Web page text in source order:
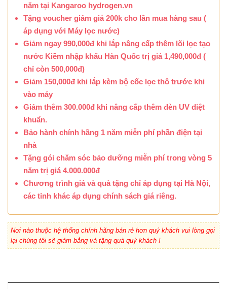
năm tại Kangaroo hydrogen.vn
Tặng voucher giảm giá 200k cho lần mua hàng sau (
áp dụng với Máy lọc nước)
Giảm ngay 990,000đ khi lắp nâng cấp thêm lõi lọc tạo
nước Kiềm nhập khẩu Hàn Quốc trị giá 1,490,000đ (
chỉ còn 500,000đ)
Giảm 150,000đ khi lắp kèm bộ cốc lọc thô trước khi
vào máy
Giảm thêm 300.000đ khi nâng cấp thêm đèn UV diệt
khuẩn.
Bảo hành chính hãng 1 năm miễn phí phần điện tại
nhà
Tặng gói chăm sóc bảo dưỡng miễn phí trong vòng 5
năm trị giá 4.000.000đ
Chương trình giá và quà tặng chỉ áp dụng tại Hà Nội,
các tỉnh khác áp dụng chính sách giá riêng.
Nơi nào thuộc hệ thống chính hãng bán rẻ hơn quý khách vui lòng gọi
lại chúng tôi sẽ giảm bằng và tặng quà quý khách !